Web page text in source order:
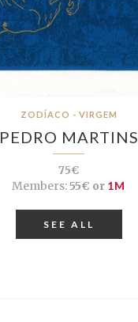
ZODÍACO - VIRGEM
PEDRO MARTINS
75€
Members:55€ or 1M
SEE ALL